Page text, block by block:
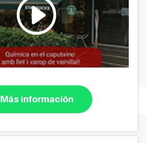
Más información